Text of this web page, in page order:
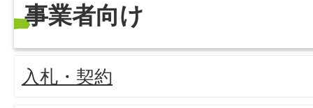
事業者向け
入札・契約